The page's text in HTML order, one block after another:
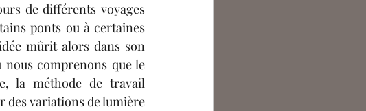
de différents voyages
ponts ou à certaines
mûrit alors dans son
comprenons que le
la méthode de travail
des variations de lumière